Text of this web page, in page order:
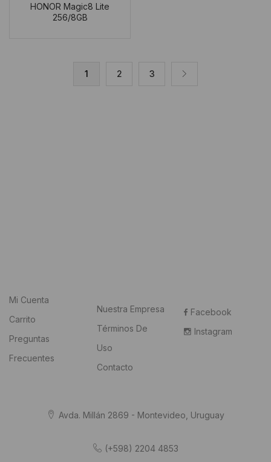
HONOR Magic8 Lite
256/8GB
1 2 3
Mi Cuenta
Carrito
Preguntas
Frecuentes
Nuestra Empresa
Términos De
Uso
Contacto
Facebook
Instagram
Avda. Millán 2869 - Montevideo, Uruguay
(+598) 2204 4853